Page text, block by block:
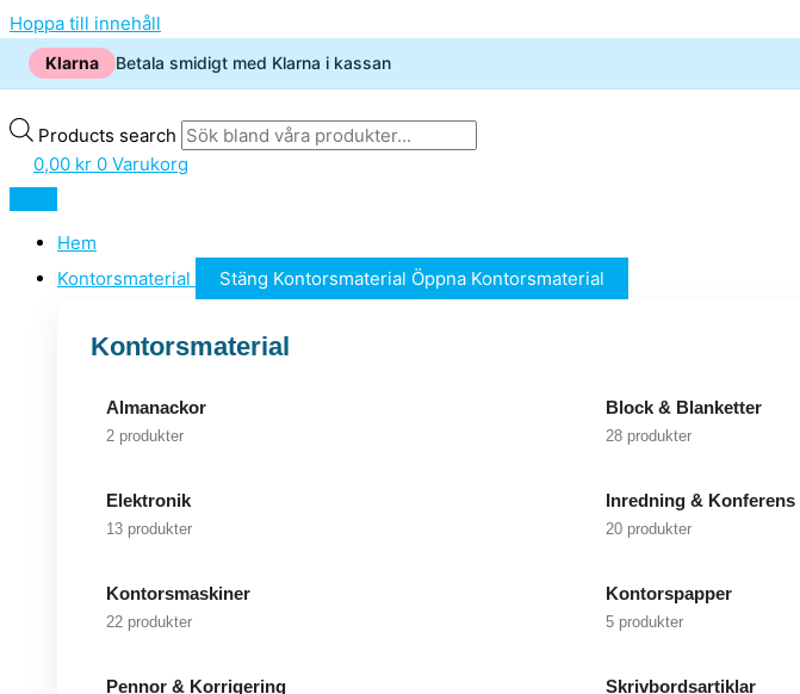
Hoppa till innehåll
Klarna Betala smidigt med Klarna i kassan
Products search
0,00 kr 0 Varukorg
Hem
Kontorsmaterial
Stäng Kontorsmaterial Öppna Kontorsmaterial
Kontorsmaterial
Almanackor
2 produkter
Block & Blanketter
28 produkter
Elektronik
13 produkter
Inredning & Konferens
20 produkter
Kontorsmaskiner
22 produkter
Kontorspapper
5 produkter
Pennor & Korrigering Skrivbordsartiklar